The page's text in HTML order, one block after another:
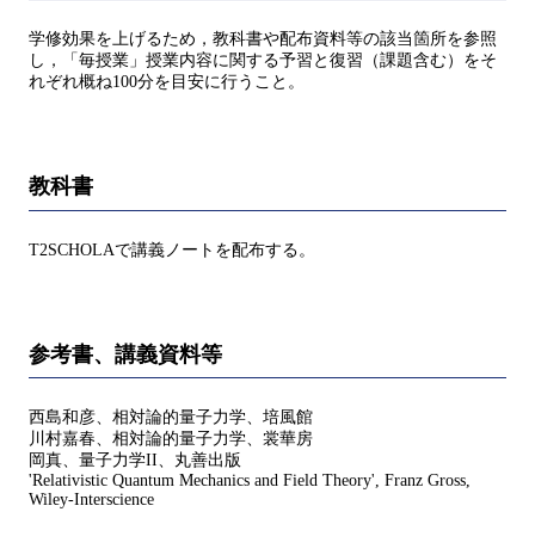
学修効果を上げるため，教科書や配布資料等の該当箇所を参照
し，「毎授業」授業内容に関する予習と復習（課題含む）をそ
れぞれ概ね100分を目安に行うこと。
教科書
T2SCHOLAで講義ノートを配布する。
参考書、講義資料等
西島和彦、相対論的量子力学、培風館
川村嘉春、相対論的量子力学、裳華房
岡真、量子力学II、丸善出版
'Relativistic Quantum Mechanics and Field Theory', Franz Gross,
Wiley-Interscience